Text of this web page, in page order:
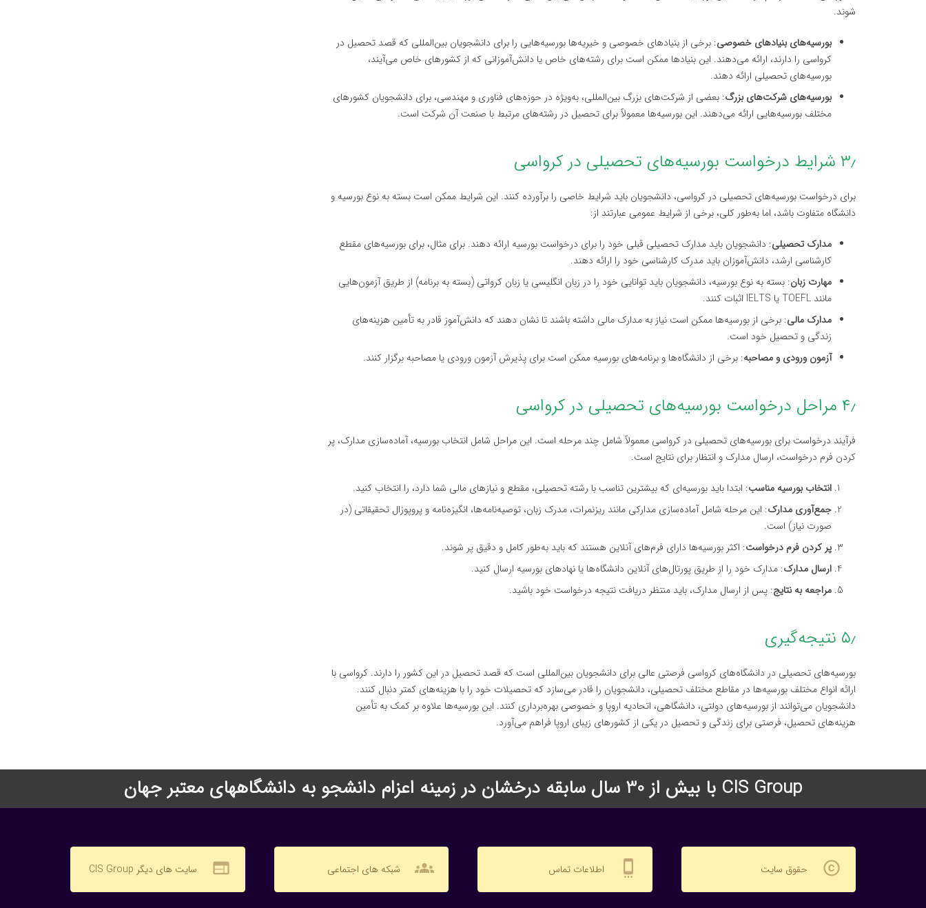
شوند.
بورسیه‌های بنیادهای خصوصی: برخی از بنیادهای خصوصی و خیریه‌ها بورسیه‌هایی را برای دانشجویان بین‌المللی که قصد تحصیل در
کرواسی را دارند، ارائه می‌دهند. این بنیادها ممکن است برای رشته‌های خاص یا دانش‌آموزانی که از کشورهای خاص می‌آیند،
بورسیه‌های تحصیلی ارائه دهند.
بورسیه‌های شرکت‌های بزرگ: بعضی از شرکت‌های بزرگ بین‌المللی، به‌ویژه در حوزه‌های فناوری و مهندسی، برای دانشجویان کشورهای
مختلف بورسیه‌هایی ارائه می‌دهند. این بورسیه‌ها معمولاً برای تحصیل در رشته‌های مرتبط با صنعت آن شرکت است.
۳٫ شرایط درخواست بورسیه‌های تحصیلی در کرواسی
برای درخواست بورسیه‌های تحصیلی در کرواسی، دانشجویان باید شرایط خاصی را برآورده کنند. این شرایط ممکن است بسته به نوع بورسیه و
دانشگاه متفاوت باشد، اما به‌طور کلی، برخی از شرایط عمومی عبارتند از:
مدارک تحصیلی: دانشجویان باید مدارک تحصیلی قبلی خود را برای درخواست بورسیه ارائه دهند. برای مثال، برای بورسیه‌های مقطع
کارشناسی ارشد، دانش‌آموزان باید مدرک کارشناسی خود را ارائه دهند.
مهارت زبان: بسته به نوع بورسیه، دانشجویان باید توانایی خود را در زبان انگلیسی یا زبان کرواتی (بسته به برنامه) از طریق آزمون‌هایی
مانند TOEFL یا IELTS اثبات کنند.
مدارک مالی: برخی از بورسیه‌ها ممکن است نیاز به مدارک مالی داشته باشند تا نشان دهند که دانش‌آموز قادر به تأمین هزینه‌های
زندگی و تحصیل خود است.
آزمون ورودی و مصاحبه: برخی از دانشگاه‌ها و برنامه‌های بورسیه ممکن است برای پذیرش آزمون ورودی یا مصاحبه برگزار کنند.
۴٫ مراحل درخواست بورسیه‌های تحصیلی در کرواسی
فرآیند درخواست برای بورسیه‌های تحصیلی در کرواسی معمولاً شامل چند مرحله است. این مراحل شامل انتخاب بورسیه، آماده‌سازی مدارک، پر
کردن فرم درخواست، ارسال مدارک و انتظار برای نتایج است.
انتخاب بورسیه مناسب: ابتدا باید بورسیه‌ای که بیشترین تناسب با رشته تحصیلی، مقطع و نیازهای مالی شما دارد، را انتخاب کنید.
جمع‌آوری مدارک: این مرحله شامل آماده‌سازی مدارکی مانند ریزنمرات، مدرک زبان، توصیه‌نامه‌ها، انگیزه‌نامه و پروپوزال تحقیقاتی (در
صورت نیاز) است.
پر کردن فرم درخواست: اکثر بورسیه‌ها دارای فرم‌های آنلاین هستند که باید به‌طور کامل و دقیق پر شوند.
ارسال مدارک: مدارک خود را از طریق پورتال‌های آنلاین دانشگاه‌ها یا نهادهای بورسیه ارسال کنید.
مراجعه به نتایج: پس از ارسال مدارک، باید منتظر دریافت نتیجه درخواست خود باشید.
۵٫ نتیجه‌گیری
بورسیه‌های تحصیلی در دانشگاه‌های کرواسی فرصتی عالی برای دانشجویان بین‌المللی است که قصد تحصیل در این کشور را دارند. کرواسی با
ارائه انواع مختلف بورسیه‌ها در مقاطع مختلف تحصیلی، دانشجویان را قادر می‌سازد که تحصیلات خود را با هزینه‌های کمتر دنبال کنند.
دانشجویان می‌توانند از بورسیه‌های دولتی، دانشگاهی، اتحادیه اروپا و خصوصی بهره‌برداری کنند. این بورسیه‌ها علاوه بر کمک به تأمین
هزینه‌های تحصیل، فرصتی برای زندگی و تحصیل در یکی از کشورهای زیبای اروپا فراهم می‌آورد.
CIS Group با بیش از 30 سال سابقه درخشان در زمینه اعزام دانشجو به دانشگاههای معتبر جهان
copyright حقوق سایت settings_cell اطلاعات تماس groups شبکه های اجتماعی web سایت های دیگر CIS Group